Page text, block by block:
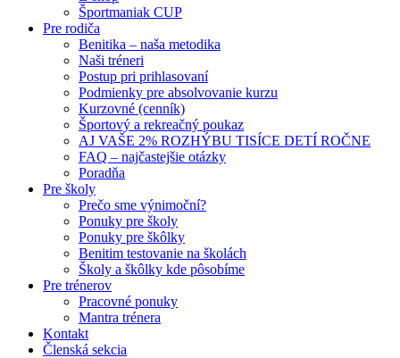
Športmaniak CUP
Pre rodiča
Benitika – naša metodika
Naši tréneri
Postup pri prihlasovaní
Podmienky pre absolvovanie kurzu
Kurzovné (cenník)
Športový a rekreačný poukaz
AJ VAŠE 2% ROZHÝBU TISÍCE DETÍ ROČNE
FAQ – najčastejšie otázky
Poradňa
Pre školy
Prečo sme výnimoční?
Ponuky pre školy
Ponuky pre škôlky
Benitim testovanie na školách
Školy a škôlky kde pôsobíme
Pre trénerov
Pracovné ponuky
Mantra trénera
Kontakt
Členská sekcia